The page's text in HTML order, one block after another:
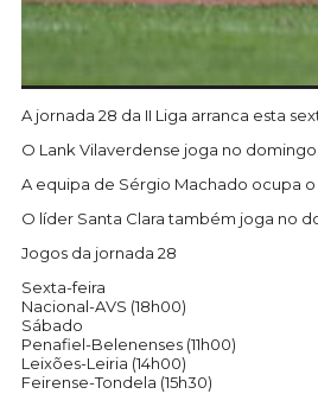
A jornada 28 da II Liga arranca esta
O Lank Vilaverdense joga no
A equipa de Sérgio Machado ocupa
O líder Santa Clara também joga no
Jogos da jornada 28
Sexta-feira
Nacional-AVS (18h00)
Sábado
Penafiel-Belenenses (11h00)
Leixões-Leiria (14h00)
Feirense-Tondela (15h30)